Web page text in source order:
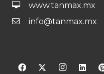
www.tanmax.mx
info@tanmax.mx